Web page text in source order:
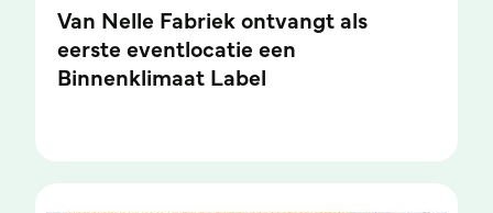
Van Nelle Fabriek ontvangt als
eerste eventlocatie een
Binnenklimaat Label